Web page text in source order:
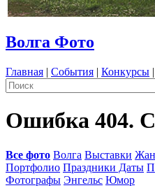
Волга Фото
Главная | События | Конкурсы |
Ошибка 404.
Все фото Волга Выставки
Портфолио Праздники Даты
Фотографы Энгельс Юмор